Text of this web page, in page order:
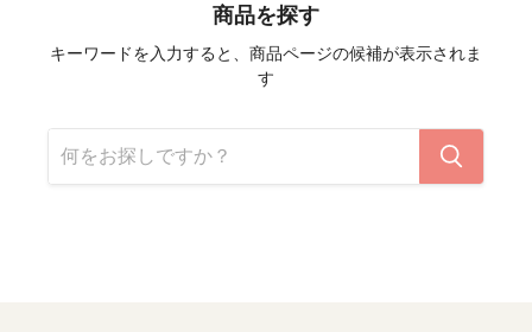
商品を探す
キーワードを入力すると、商品ページの候補が表示されま
す